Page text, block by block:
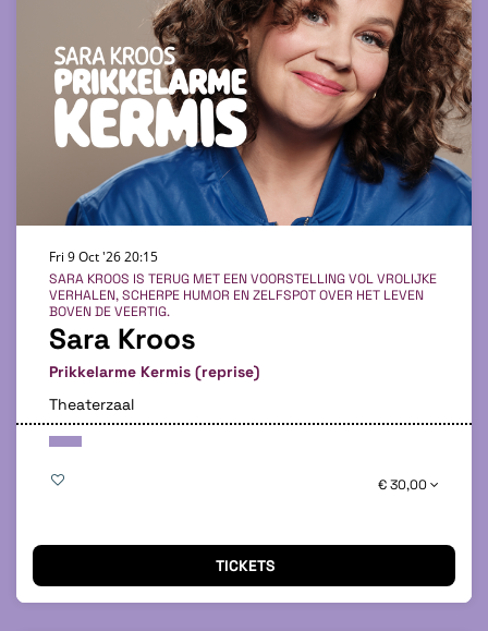
Sara Kroos
Prikkelarme Kermis (reprise)
SARA KROOS IS TERUG MET EEN VOORSTELLING VOL VROLIJKE
VERHALEN, SCHERPE HUMOR EN ZELFSPOT OVER HET LEVEN
BOVEN DE VEERTIG.
Fri 9 Oct '2620:15
Theaterzaal
€ 30,00
TICKETS